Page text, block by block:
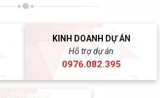
KINH DOANH DỰ ÁN
Hỗ trợ dự án
0976.082.395